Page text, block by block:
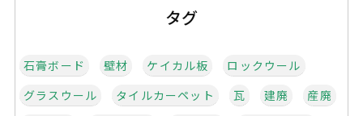
タグ
石膏ボード 壁材 ケイカル板
ロックウール
グラスウール
タイルカーペット 瓦 建廃
産廃